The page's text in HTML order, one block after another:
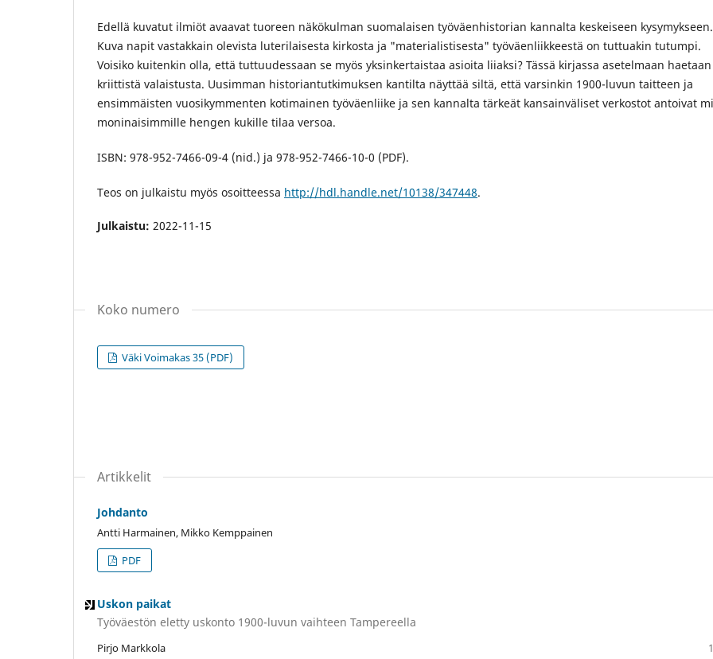
Edellä kuvatut ilmiöt avaavat tuoreen näkökulman suomalaisen työväenhistorian kannalta keskeiseen kysymykseen.
Kuva napit vastakkain olevista luterilaisesta kirkosta ja "materialistisesta" työväenliikkeestä on tuttuakin tutumpi.
Voisiko kuitenkin olla, että tuttuudessaan se myös yksinkertaistaa asioita liiaksi? Tässä kirjassa asetelmaan haetaan
kriittistä valaistusta. Uusimman historiantutkimuksen kantilta näyttää siltä, että varsinkin 1900-luvun taitteen ja
ensimmäisten vuosikymmenten kotimainen työväenliike ja sen kannalta tärkeät kansainväliset verkostot antoivat
moninaisimmille hengen kukille tilaa versoa.
ISBN: 978-952-7466-09-4 (nid.) ja 978-952-7466-10-0 (PDF).
Teos on julkaistu myös osoitteessa http://hdl.handle.net/10138/347448.
Julkaistu: 2022-11-15
Koko numero
Väki Voimakas 35 (PDF)
Artikkelit
Johdanto
Antti Harmainen, Mikko Kemppainen
PDF
Uskon paikat
Työväestön eletty uskonto 1900-luvun vaihteen Tampereella
Pirjo Markkola